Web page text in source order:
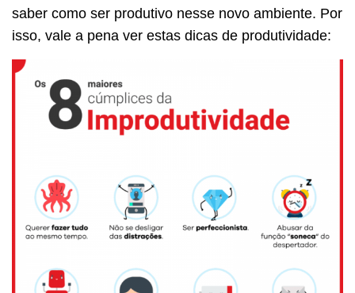
saber como ser produtivo nesse novo ambiente. Por
isso, vale a pena ver estas dicas de produtividade: